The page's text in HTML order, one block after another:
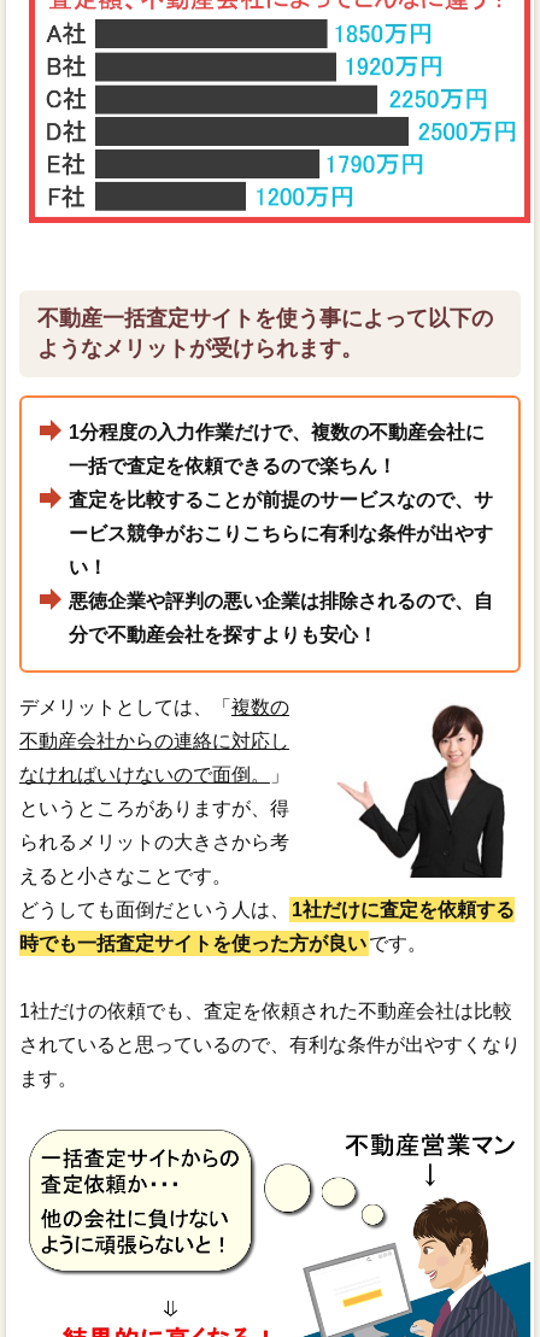
不動産一括査定サイトを使う事によって以下の
ようなメリットが受けられます。
1分程度の入力作業だけで、複数の不動産会社に
一括で査定を依頼できるので楽ちん！
査定を比較することが前提のサービスなので、サ
ービス競争がおこりこちらに有利な条件が出やす
い！
悪徳企業や評判の悪い企業は排除されるので、自
分で不動産会社を探すよりも安心！
デメリットとしては、「 複数の
不動産会社からの連絡に対応し
なければいけないので面倒。
」
というところがありますが、得
られるメリットの大きさから考
えると小さなことです。
どうしても面倒だという人は、
1社だけに査定を依頼する
時でも一括査定サイトを使った方が良いです。
1社だけの依頼でも、査定を依頼された不動産会社は比較
されていると思っているので、有利な条件が出やすくなり
ます。